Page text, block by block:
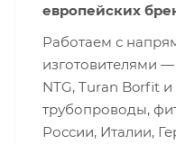
европейских
Работаем с
изготовителями
NTG, Turan Borfit
трубопроводы,
России, Италии,